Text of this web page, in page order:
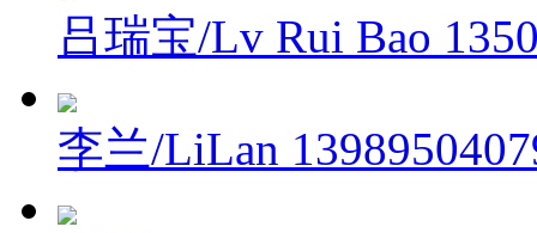
吕瑞宝/Lv Rui Bao
李兰/LiLan